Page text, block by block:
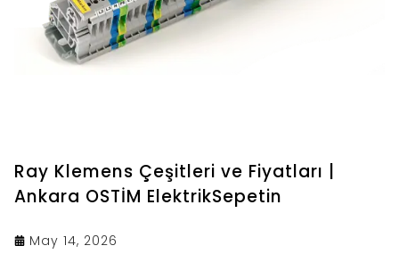
Ray Klemens Çeşitleri ve Fiyatları |
Ankara OSTİM ElektrikSepetin
May 14, 2026